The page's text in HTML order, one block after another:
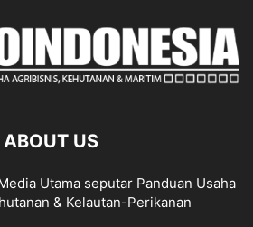
ABOUT US
Utama seputar Panduan Usaha
& Kelautan-Perikanan